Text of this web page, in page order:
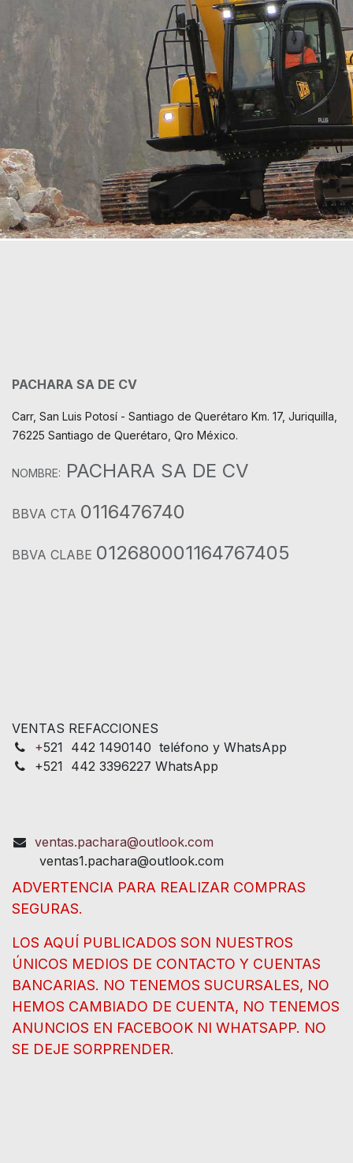
PACHARA SA DE CV
Carr, San Luis Potosí - Santiago de Querétaro Km. 17, Juriquilla,
76225 Santiago de Querétaro, Qro México.
NOMBRE: PACHARA SA DE CV
BBVA CTA 0116476740
BBVA CLABE 012680001164767405
VENTAS REFACCIONES
+521 442 1490140 teléfono y WhatsApp
+521 442 3396227 WhatsApp
ventas.pachara@outlook.com
ventas1.pachara@outlook.com
ADVERTENCIA PARA REALIZAR COMPRAS
SEGURAS.
LOS AQUÍ PUBLICADOS SON NUESTROS
ÚNICOS MEDIOS DE CONTACTO Y CUENTAS
BANCARIAS. NO TENEMOS SUCURSALES, NO
HEMOS CAMBIADO DE CUENTA, NO TENEMOS
ANUNCIOS EN FACEBOOK NI WHATSAPP. NO
SE DEJE SORPRENDER.